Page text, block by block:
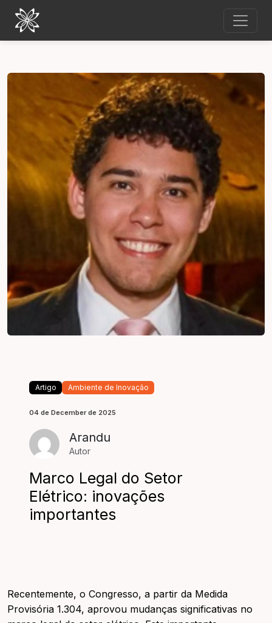
Artigo Ambiente de Inovação
04 de December de 2025
Arandu
Autor
Marco Legal do Setor
Elétrico: inovações
importantes
Recentemente, o Congresso, a partir da Medida
Provisória 1.304, aprovou mudanças significativas no